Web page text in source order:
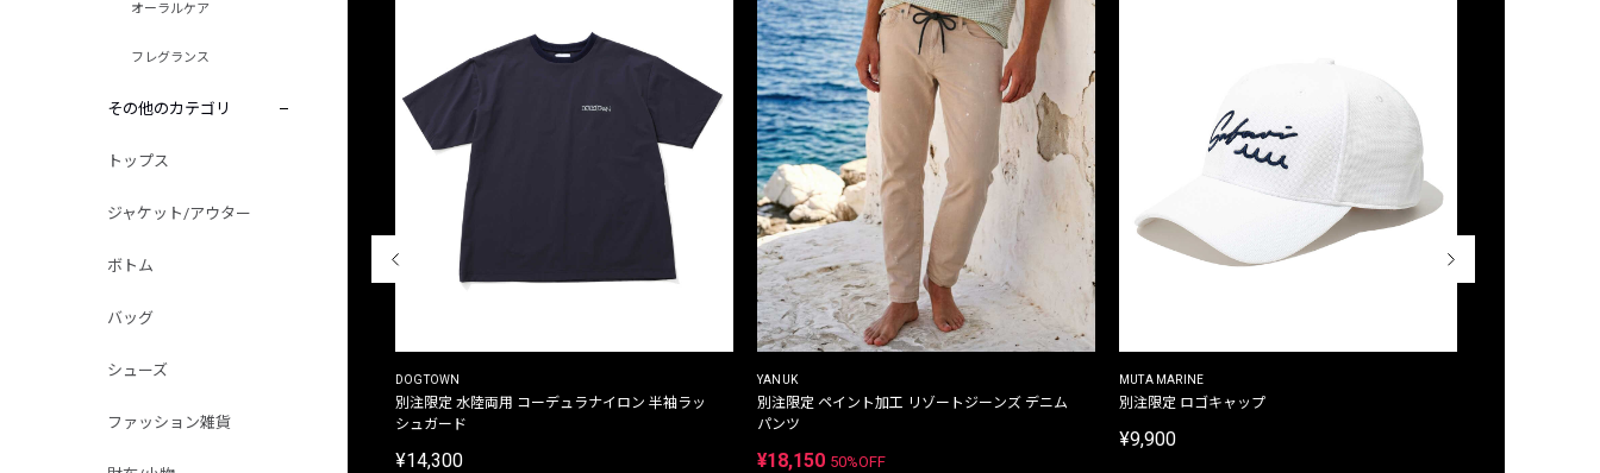
オーラルケア
フレグランス
その他のカテゴリ
トップス
ジャケット/アウター
ボトム
バッグ
シューズ
ファッション雑貨
THE DUFFER OF ST.GEORGE
プリントTシャツ
DOGTOWN
別注限定 水陸両用 コーデュラナイロン 半袖ラッ
シュガード
¥14,300
YANUK
別注限定 ペイント加工 リゾートジーンズ デニム
パンツ
¥18,150 50%OFF
MUTA MARINE
別注限定 ロゴキャップ
¥9,900